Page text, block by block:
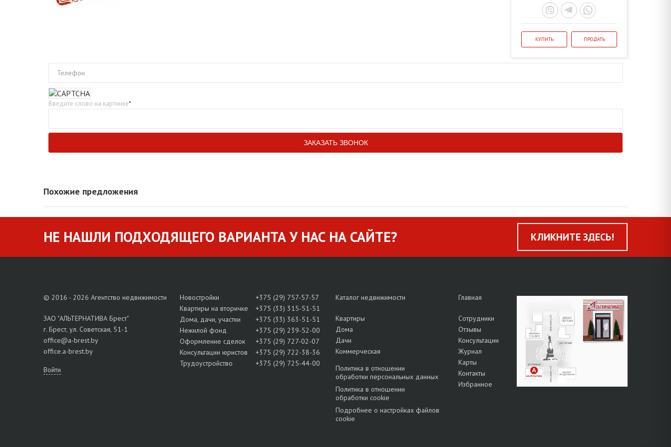
КУПИТЬ ПРОДАТЬ
Телефон
Введите слово на картинке*
Похожие предложения
НЕ НАШЛИ ПОДХОДЯЩЕГО ВАРИАНТА У НАС НА САЙТЕ? КЛИКНИТЕ ЗДЕСЬ!
© 2016 - 2026 Агентство недвижимости
ЗАО "АЛЬТЕРНАТИВА Брест"
г. Брест, ул. Советская, 51-1
office@a-brest.by
office.a-brest.by
Войти
Новостройки
+375 (29) 757-57-57
Квартиры на вторичке
+375 (33) 315-51-51
Дома, дачи, участки
+375 (33) 363-51-51
Нежилой фонд
+375 (29) 239-52-00
Оформление сделок
+375 (29) 727-02-07
Консультации юристов
+375 (29) 722-38-36
Трудоустройство
+375 (29) 725-44-00
Каталог недвижимости
Квартиры
Дома
Дачи
Коммерческая
Политика в отношении
обработки персональных данных
Политика в отношении
обработки cookie
Подробнее о настройках файлов
cookie
Главная
Сотрудники
Отзывы
Консультации
Журнал
Карты
Контакты
Избранное